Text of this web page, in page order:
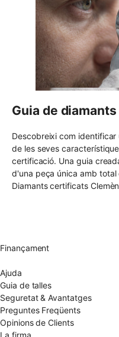
Guia de diamants
Descobreixi com
de les seves
certificació. Una guia
d'una peça única amb
Diamants certificats
Finançament
Ajuda
Guia de talles
Seguretat & Avantatges
Preguntes Freqüents
Opinions de Clients